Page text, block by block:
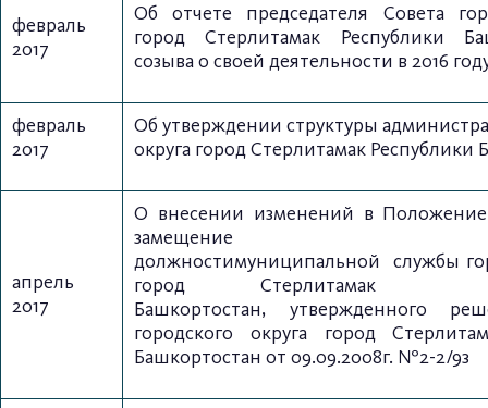
февраль
2017
Об отчете председателя Совета
город Стерлитамак Республики
созыва о своей деятельности в 2016
февраль
2017
Об утверждении структуры
округа город Стерлитамак Республики
апрель
2017
О внесении изменений в
замещение
должностимуниципальной службы
город
Башкортостан, утвержденного
городского округа город
Башкортостан от 09.09.2008г. №2-2/9з